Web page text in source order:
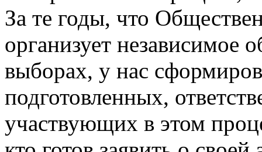
За те годы, что
организует независимое
выборах, у нас
подготовленных,
участвующих в этом